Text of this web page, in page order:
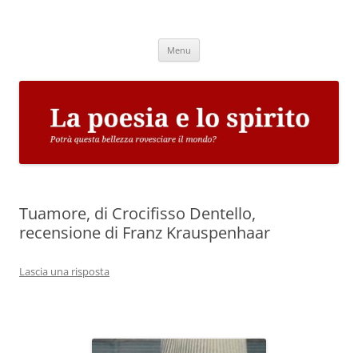
Menu
Tuamore, di Crocifisso Dentello,
recensione di Franz Krauspenhaar
Lascia una risposta